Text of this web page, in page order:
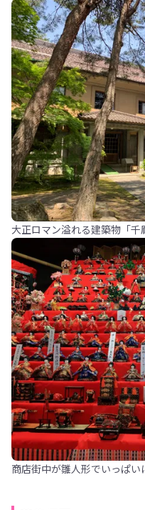
大正ロマン溢れる建築物「千
商店街中が雛人形でいっぱい